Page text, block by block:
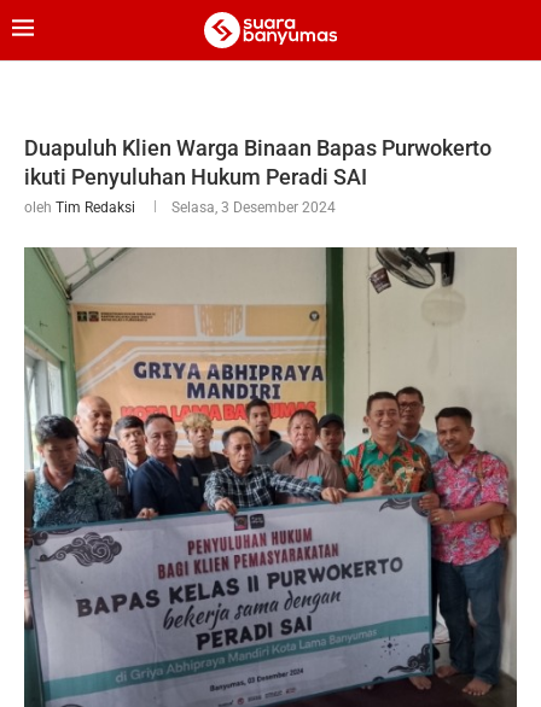
Duapuluh Klien Warga Binaan Bapas Purwokerto
ikuti Penyuluhan Hukum Peradi SAI
oleh Tim Redaksi Selasa, 3 Desember 2024